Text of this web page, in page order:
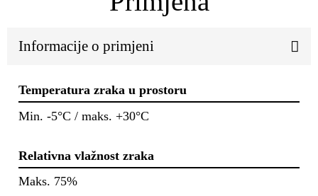
Informacije o primjeni
Temperatura zraka u prostoru
Min. -5°C / maks. +30°C
Relativna vlažnost zraka
Maks. 75%